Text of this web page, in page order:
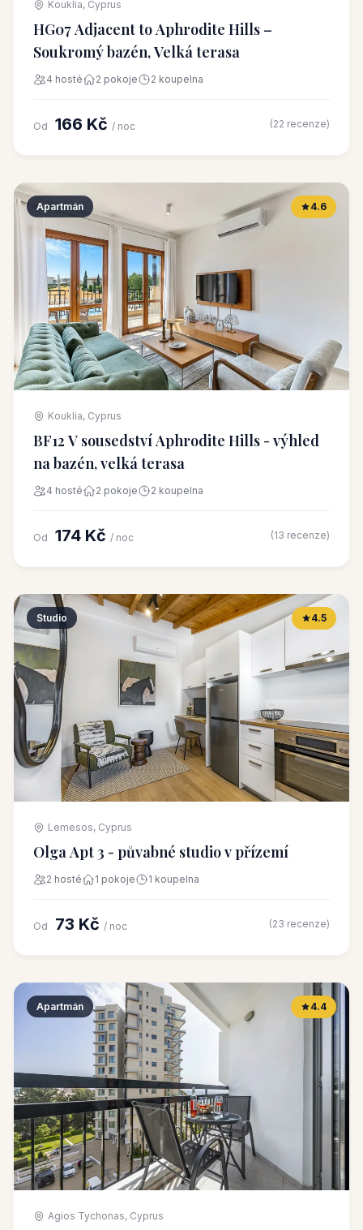
Kouklia, Cyprus
HG07 Adjacent to Aphrodite Hills –
Soukromý bazén, Velká terasa
4 hosté 2 pokoje 2 koupelna
Od 166 Kč / noc (22 recenze)
Apartmán 4.6
Kouklia, Cyprus
BF12 V sousedství Aphrodite Hills - výhled
na bazén, velká terasa
4 hosté 2 pokoje 2 koupelna
Od 174 Kč / noc (13 recenze)
Studio 4.5
Lemesos, Cyprus
Olga Apt 3 - půvabné studio v přízemí
2 hosté 1 pokoje 1 koupelna
Od 73 Kč / noc (23 recenze)
Apartmán 4.4
Agios Tychonas, Cyprus